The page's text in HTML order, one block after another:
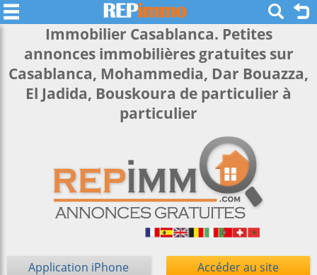
Immobilier Casablanca. Petites
annonces immobilières gratuites sur
Casablanca, Mohammedia, Dar Bouazza,
El Jadida, Bouskoura de particulier à
particulier
Application iPhone Accéder au site